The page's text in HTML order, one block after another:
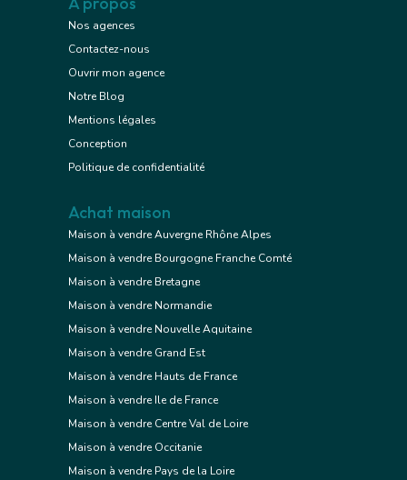
Nos agences
Contactez-nous
Ouvrir mon agence
Notre Blog
Mentions légales
Conception
Politique de confidentialité
Achat maison
Maison à vendre Auvergne Rhône Alpes
Maison à vendre Bourgogne Franche Comté
Maison à vendre Bretagne
Maison à vendre Normandie
Maison à vendre Nouvelle Aquitaine
Maison à vendre Grand Est
Maison à vendre Hauts de France
Maison à vendre Ile de France
Maison à vendre Centre Val de Loire
Maison à vendre Occitanie
Maison à vendre Pays de la Loire